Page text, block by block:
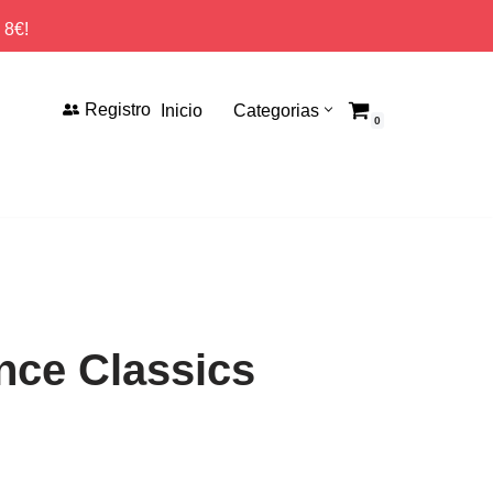
Registro Inicio Categorias
0
Classics